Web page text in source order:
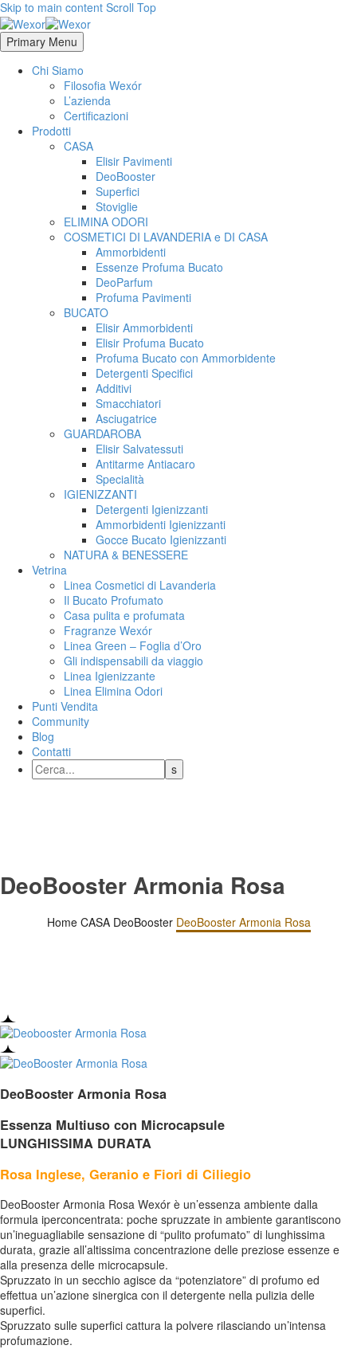
Skip to main content Scroll Top
Primary Menu
Chi Siamo
Filosofia Wexór
L’azienda
Certificazioni
Prodotti
CASA
Elisir Pavimenti
DeoBooster
Superfici
Stoviglie
ELIMINA ODORI
COSMETICI DI LAVANDERIA e DI CASA
Ammorbidenti
Essenze Profuma Bucato
DeoParfum
Profuma Pavimenti
BUCATO
Elisir Ammorbidenti
Elisir Profuma Bucato
Profuma Bucato con Ammorbidente
Detergenti Specifici
Additivi
Smacchiatori
Asciugatrice
GUARDAROBA
Elisir Salvatessuti
Antitarme Antiacaro
Specialità
IGIENIZZANTI
Detergenti Igienizzanti
Ammorbidenti Igienizzanti
Gocce Bucato Igienizzanti
NATURA & BENESSERE
Vetrina
Linea Cosmetici di Lavanderia
Il Bucato Profumato
Casa pulita e profumata
Fragranze Wexór
Linea Green – Foglia d’Oro
Gli indispensabili da viaggio
Linea Igienizzante
Linea Elimina Odori
Punti Vendita
Community
Blog
Contatti
DeoBooster Armonia Rosa
Home CASA DeoBooster DeoBooster Armonia Rosa
DeoBooster Armonia Rosa
Essenza Multiuso con Microcapsule
LUNGHISSIMA DURATA
Rosa Inglese, Geranio e Fiori di Ciliegio
DeoBooster Armonia Rosa Wexór è un’essenza ambiente dalla
formula iperconcentrata: poche spruzzate in ambiente garantiscono
un’ineguagliabile sensazione di “pulito profumato” di lunghissima
durata, grazie all’altissima concentrazione delle preziose essenze e
alla presenza delle microcapsule.
Spruzzato in un secchio agisce da “potenziatore” di profumo ed
effettua un’azione sinergica con il detergente nella pulizia delle
superfici.
Spruzzato sulle superfici cattura la polvere rilasciando un’intensa
profumazione.